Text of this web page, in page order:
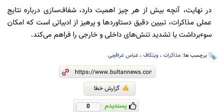
در نهایت، آنچه بیش از هر چیز اهمیت دارد، شفاف‌سازی درباره نتایج
عملی مذاکرات، تبیین دقیق دستاوردها و پرهیز از ادبیاتی است که امکان
سوءبرداشت یا تشدید تنش‌های داخلی و خارجی را فراهم می‌کند.
برچسب ها: مذاکرات ، ویتکاف ، عباس عراقچی
گزارش خطا
پسندیدم 0